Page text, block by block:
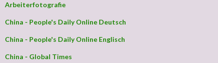
Arbeiterfotografie
China - People's Daily Online Deutsch
China - People's Daily Online Englisch
China - Global Times